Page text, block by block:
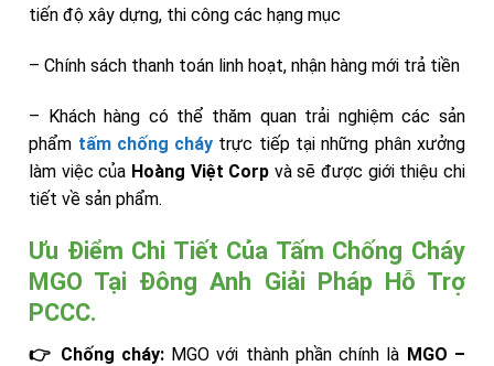
tiến độ xây dựng, thi công các hạng mục
– Chính sách thanh toán linh hoạt, nhận hàng mới trả tiền
– Khách hàng có thể thăm quan trải nghiệm các sản
phẩm tấm chống cháy trực tiếp tại những phân xưởng
làm việc của Hoàng Việt Corp và sẽ được giới thiệu chi
tiết về sản phẩm.
Ưu Điểm Chi Tiết Của Tấm Chống Cháy
MGO Tại Đông Anh Giải Pháp Hỗ Trợ
PCCC.
👉 Chống cháy:MGO với thành phần chính là MGO –